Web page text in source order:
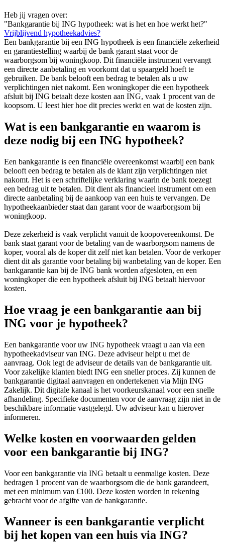
Heb jij vragen over:
"Bankgarantie bij ING hypotheek: wat is het en hoe werkt het?"
Vrijblijvend hypotheekadvies?
Een bankgarantie bij een ING hypotheek is een financiële zekerheid
en garantiestelling waarbij de bank garant staat voor de
waarborgsom bij woningkoop. Dit financiële instrument vervangt
een directe aanbetaling en voorkomt dat u spaargeld hoeft te
gebruiken. De bank belooft een bedrag te betalen als u uw
verplichtingen niet nakomt. Een woningkoper die een hypotheek
afsluit bij ING betaalt deze kosten aan ING, vaak 1 procent van de
koopsom. U leest hier hoe dit precies werkt en wat de kosten zijn.
Wat is een bankgarantie en waarom is
deze nodig bij een ING hypotheek?
Een bankgarantie is een financiële overeenkomst waarbij een bank
belooft een bedrag te betalen als de klant zijn verplichtingen niet
nakomt. Het is een schriftelijke verklaring waarin de bank toezegt
een bedrag uit te betalen. Dit dient als financieel instrument om een
directe aanbetaling bij de aankoop van een huis te vervangen. De
hypotheekaanbieder staat dan garant voor de waarborgsom bij
woningkoop.
Deze zekerheid is vaak verplicht vanuit de koopovereenkomst. De
bank staat garant voor de betaling van de waarborgsom namens de
koper, vooral als de koper dit zelf niet kan betalen. Voor de verkoper
dient dit als garantie voor betaling bij wanbetaling van de koper. Een
bankgarantie kan bij de ING bank worden afgesloten, en een
woningkoper die een hypotheek afsluit bij ING betaalt hiervoor
kosten.
Hoe vraag je een bankgarantie aan bij
ING voor je hypotheek?
Een bankgarantie voor uw ING hypotheek vraagt u aan via een
hypotheekadviseur van ING. Deze adviseur helpt u met de
aanvraag. Ook legt de adviseur de details van de bankgarantie uit.
Voor zakelijke klanten biedt ING een sneller proces. Zij kunnen de
bankgarantie digitaal aanvragen en ondertekenen via Mijn ING
Zakelijk. Dit digitale kanaal is het voorkeurskanaal voor een snelle
afhandeling. Specifieke documenten voor de aanvraag zijn niet in de
beschikbare informatie vastgelegd. Uw adviseur kan u hierover
informeren.
Welke kosten en voorwaarden gelden
voor een bankgarantie bij ING?
Voor een bankgarantie via ING betaalt u eenmalige kosten. Deze
bedragen 1 procent van de waarborgsom die de bank garandeert,
met een minimum van €100. Deze kosten worden in rekening
gebracht voor de afgifte van de bankgarantie.
Wanneer is een bankgarantie verplicht
bij het kopen van een huis via ING?